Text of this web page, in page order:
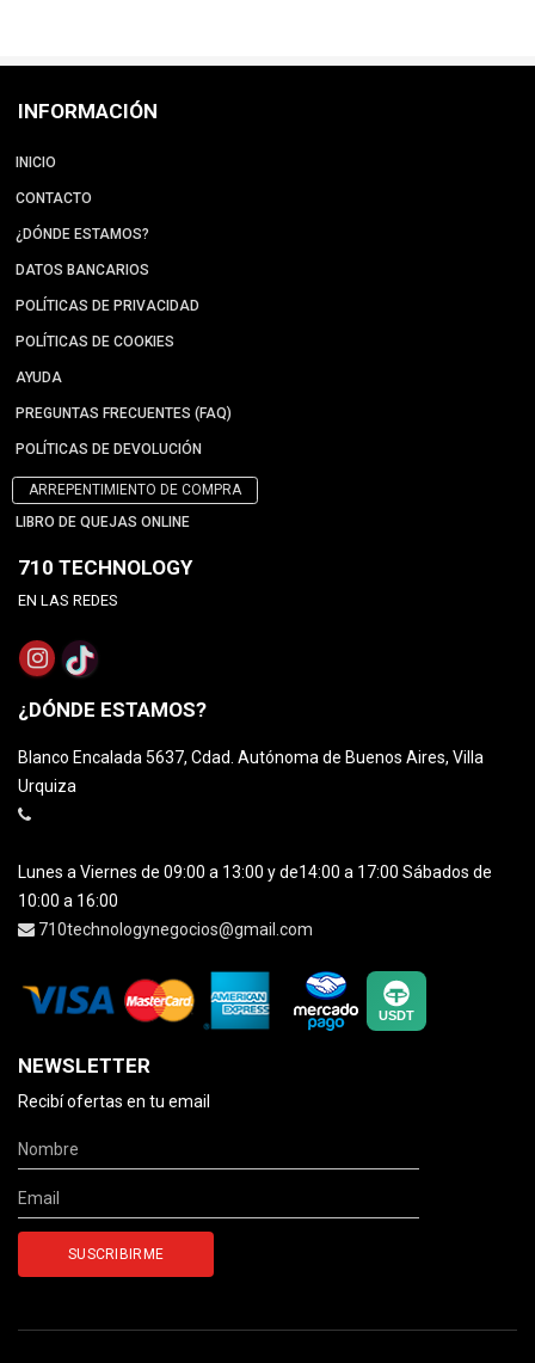
INFORMACIÓN
INICIO
CONTACTO
¿DÓNDE ESTAMOS?
DATOS BANCARIOS
POLÍTICAS DE PRIVACIDAD
POLÍTICAS DE COOKIES
AYUDA
PREGUNTAS FRECUENTES (FAQ)
POLÍTICAS DE DEVOLUCIÓN
ARREPENTIMIENTO DE COMPRA
LIBRO DE QUEJAS ONLINE
710 TECHNOLOGY
EN LAS REDES
¿DÓNDE ESTAMOS?
Blanco Encalada 5637, Cdad. Autónoma de Buenos Aires, Villa
Urquiza
Lunes a Viernes de 09:00 a 13:00 y de14:00 a 17:00 Sábados de
10:00 a 16:00
710technologynegocios@gmail.com
NEWSLETTER
Recibí ofertas en tu email